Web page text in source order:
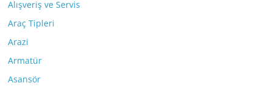
Alışveriş ve Servis
Araç Tipleri
Arazi
Armatür
Asansör